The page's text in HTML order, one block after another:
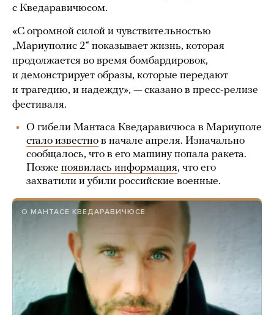
с Кведаравичюсом.
«С огромной силой и чувствительностью
„Мариуполис 2“ показывает жизнь, которая
продолжается во время бомбардировок,
и демонстрирует образы, которые передают
и трагедию, и надежду», — сказано в пресс-релизе
фестиваля.
О гибели Мантаса Кведаравичюса в Мариуполе
стало известно в начале апреля. Изначально
сообщалось, что в его машину попала ракета.
Позже появилась информация, что его
захватили и убили российские военные.
О МАНТАСЕ КВЕДАРАВИЧЮСЕ